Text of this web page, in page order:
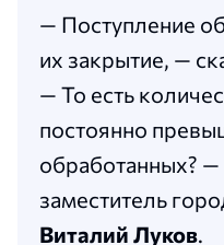
— Поступление
их закрытие, —
— То есть
постоянно
обработанных?
заместитель
Виталий Луков.